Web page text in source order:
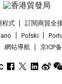
程式 訂閱商貿全
Polski
網站導航 京ICP